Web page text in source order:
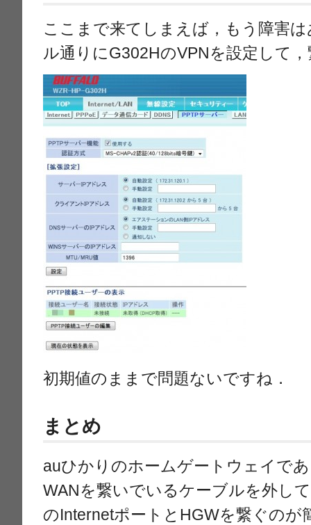
ここまで来てしまえば，もう障害
ル通りにG302HのVPNを設定して
初期値のままで問題ないですね．
まとめ
auひかりのホームゲートウェイで
WANを繋いでいるケーブルを外し
のInternetポートとHGWを繋ぐのが